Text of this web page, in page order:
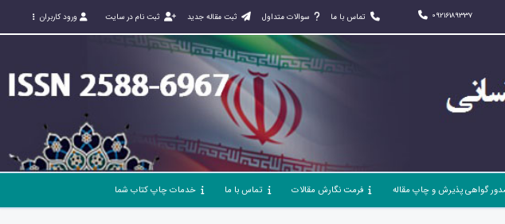
09216189337 تماس با ما سوالات متداول ثبت مقاله جدید ثبت نام در سایت ورود کاربران
گواهی پذیرش و چاپ مقاله فرمت نگارش مقالات تماس با ما خدمات چاپ کتاب شما